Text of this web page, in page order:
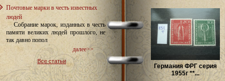
Почтовые марки в честь известных
людей
Собрание марок, изданных в честь
памяти великих людей прошлого, не
так давно попол
далее>>
Все статьи
Германия ФРГ серия
1955г **...